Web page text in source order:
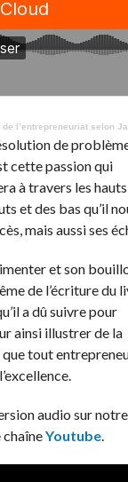
de l’entrepreneuriat selon
de
cette passion qui
à travers les
et des bas qu’il
mais aussi ses
et son
de l’écriture du
a dû suivre pour
ainsi illustrer de la
que tout
audio sur
Youtube.